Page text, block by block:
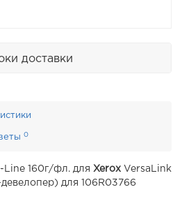
доставки
0
160г/фл. для Xerox VersaLink
для 106R03766